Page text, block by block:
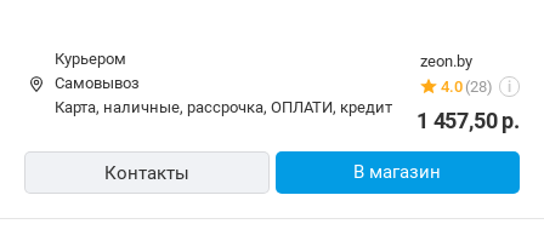
zeon.by
4.0 (28) i
Курьером
Самовывоз
карта, наличные, рассрочка, ОПЛАТИ, кредит
1 457,50р.
Контакты В магазин